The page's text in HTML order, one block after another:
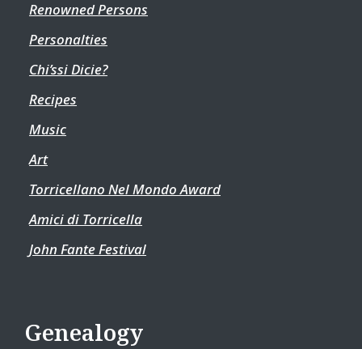
Renowned Persons
Personalties
Chi’ssi Dicie?
Recipes
Music
Art
Torricellano Nel Mondo Award
Amici di Torricella
John Fante Festival
Genealogy